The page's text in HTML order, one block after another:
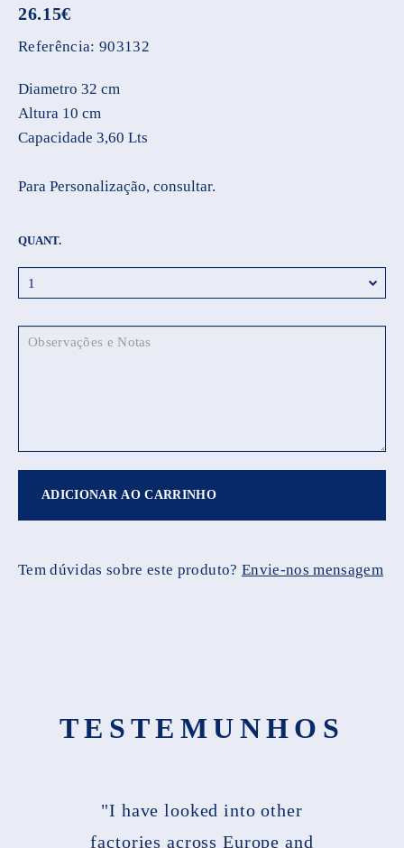
26.15€
Referência: 903132
Diametro 32 cm
Altura 10 cm
Capacidade 3,60 Lts
Para Personalização, consultar.
QUANT.
ADICIONAR AO CARRINHO
Tem dúvidas sobre este produto? Envie-nos mensagem
TESTEMUNHOS
"I have looked into other
factories across Europe and